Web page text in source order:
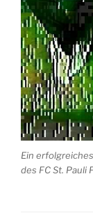
Ein
des FC St. Pauli